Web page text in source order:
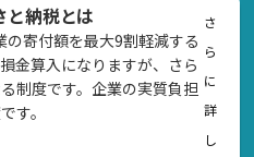
と納税とは
寄付額を最大9割軽減する
金算入になりますが、さら
制度です。企業の実質負担
す。
さ
ら
に
詳
し